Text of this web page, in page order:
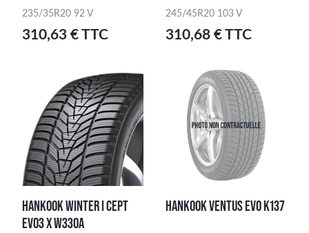
235/35R20 92 V
310,63 € TTC
245/45R20 103 V
310,68 € TTC
HANKOOK WINTER I CEPT
EVO3 X W330A
HANKOOK VENTUS EVO K137